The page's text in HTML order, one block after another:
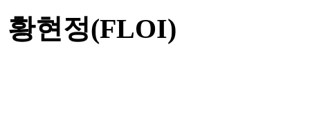
황현정(FLOI)